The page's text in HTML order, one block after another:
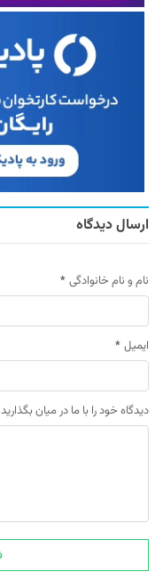
ارسال دیدگاه
نام و نام خانوادگی *
ایمیل *
دیدگاه خود را با ما در میان بگذارید